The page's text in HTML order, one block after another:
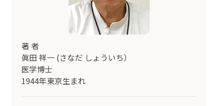
著 者
眞田 祥一 (さなだ しょういち）
医学博士
1944年東京生まれ